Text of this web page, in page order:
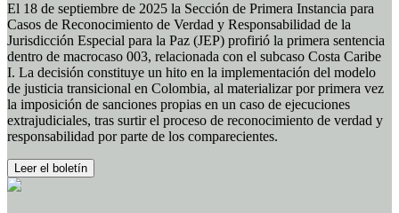
El 18 de septiembre de 2025 la Sección de Primera Instancia para
Casos de Reconocimiento de Verdad y Responsabilidad de la
Jurisdicción Especial para la Paz (JEP) profirió la primera sentencia
dentro de macrocaso 003, relacionada con el subcaso Costa Caribe
I. La decisión constituye un hito en la implementación del modelo
de justicia transicional en Colombia, al materializar por primera vez
la imposición de sanciones propias en un caso de ejecuciones
extrajudiciales, tras surtir el proceso de reconocimiento de verdad y
responsabilidad por parte de los comparecientes.
Leer el boletín